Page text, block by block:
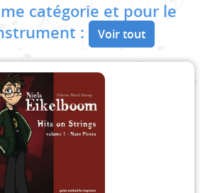
catégorie et pour le
:
Voir tout